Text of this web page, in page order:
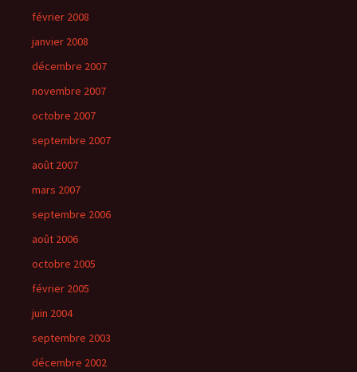
février 2008
janvier 2008
décembre 2007
novembre 2007
octobre 2007
septembre 2007
août 2007
mars 2007
septembre 2006
août 2006
octobre 2005
février 2005
juin 2004
septembre 2003
décembre 2002